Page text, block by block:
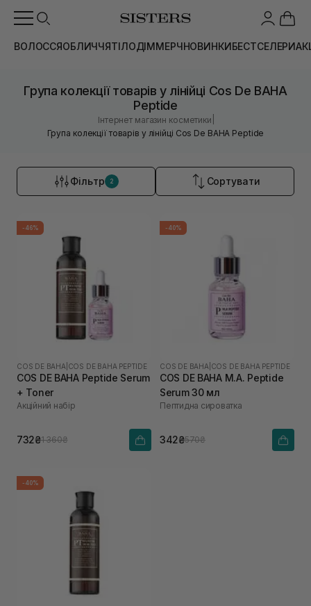
ВОЛОССЯОБЛИЧЧЯТІЛОДІММЕРЧНОВИНКИБЕСТСЕЛЕРИ
Група колекції товарів у лінійці Cos De BAHA
Peptide
Інтернет магазин косметики
Група колекції товарів у лінійці Cos De BAHA Peptide
Фільтр 2 Сортувати
-46%
COS DE BAHA COS DE BAHA PEPTIDE
COS DE BAHA Peptide Serum
+ Toner
Акційний набір
732₴1 360₴
-40%
COS DE BAHA COS DE BAHA PEPTIDE
COS DE BAHA M.A. Peptide
Serum 30 мл
Пептидна сироватка
342₴570₴
-40%